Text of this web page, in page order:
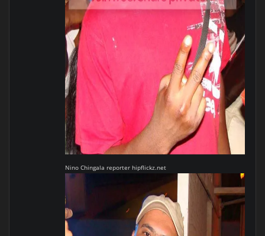
Nino Chingala reporter hipflickz.net